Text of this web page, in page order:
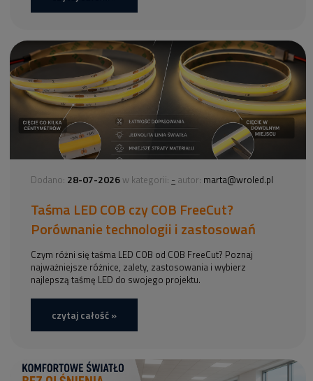
Dodano: 28-07-2026 w kategorii: - autor: marta@wroled.pl
Taśma LED COB czy COB FreeCut?
Porównanie technologii i zastosowań
Czym różni się taśma LED COB od COB FreeCut? Poznaj
najważniejsze różnice, zalety, zastosowania i wybierz
najlepszą taśmę LED do swojego projektu.
czytaj całość »